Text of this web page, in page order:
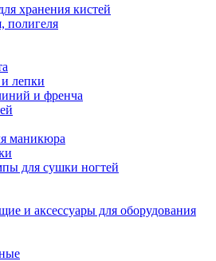
хранения кистей
полигеля
лепки
и френча
маникюра
для сушки ногтей
и аксессуары для оборудования